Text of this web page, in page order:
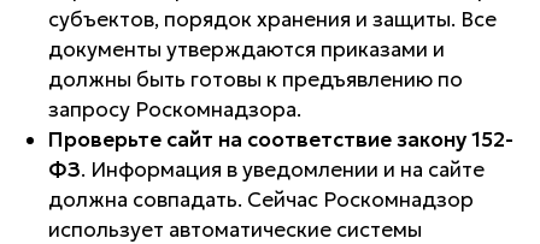
субъектов, порядок хранения и защиты. Все
документы утверждаются приказами и
должны быть готовы к предъявлению по
запросу Роскомнадзора.
Проверьте сайт на соответствие закону 152-
ФЗ. Информация в уведомлении и на сайте
должна совпадать. Сейчас Роскомнадзор
использует автоматические системы